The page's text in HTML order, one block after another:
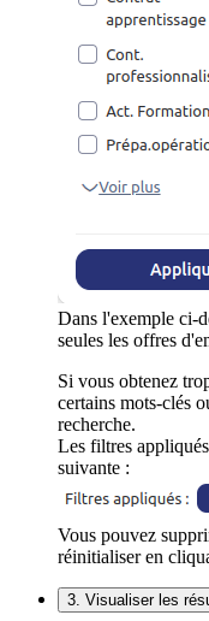
Dans l'exemple ci-
seules les offres
Si vous obtenez
certains mots-clés
recherche.
Les filtres
suivante :
Vous pouvez
réinitialiser en
3. Visualiser les